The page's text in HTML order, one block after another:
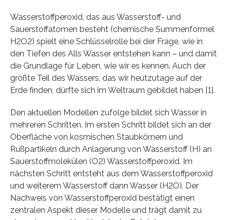
Wasserstoffperoxid, das aus Wasserstoff- und
Sauerstoffatomen besteht (chemische Summenformel
H2O2) spielt eine Schlüsselrolle bei der Frage, wie in
den Tiefen des Alls Wasser entstehen kann – und damit
die Grundlage für Leben, wie wir es kennen. Auch der
größte Teil des Wassers, das wir heutzutage auf der
Erde finden, dürfte sich im Weltraum gebildet haben [1].
Den aktuellen Modellen zufolge bildet sich Wasser in
mehreren Schritten. Im ersten Schritt bildet sich an der
Oberfläche von kosmischen Staubkörnern und
Rußpartikeln durch Anlagerung von Wasserstoff (H) an
Sauerstoffmolekülen (O2) Wasserstoffperoxid. Im
nächsten Schritt entsteht aus dem Wasserstoffperoxid
und weiterem Wasserstoff dann Wasser (H2O). Der
Nachweis von Wasserstoffperoxid bestätigt einen
zentralen Aspekt dieser Modelle und trägt damit zu